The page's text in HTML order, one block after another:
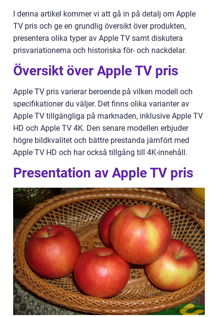
I denna artikel kommer vi att gå in på detalj om Apple
TV pris och ge en grundlig översikt över produkten,
presentera olika typer av Apple TV samt diskutera
prisvariationerna och historiska för- och nackdelar.
Översikt över Apple TV pris
Apple TV pris varierar beroende på vilken modell och
specifikationer du väljer. Det finns olika varianter av
Apple TV tillgängliga på marknaden, inklusive Apple TV
HD och Apple TV 4K. Den senare modellen erbjuder
högre bildkvalitet och bättre prestanda jämfört med
Apple TV HD och har också tillgång till 4K-innehåll.
Presentation av Apple TV pris